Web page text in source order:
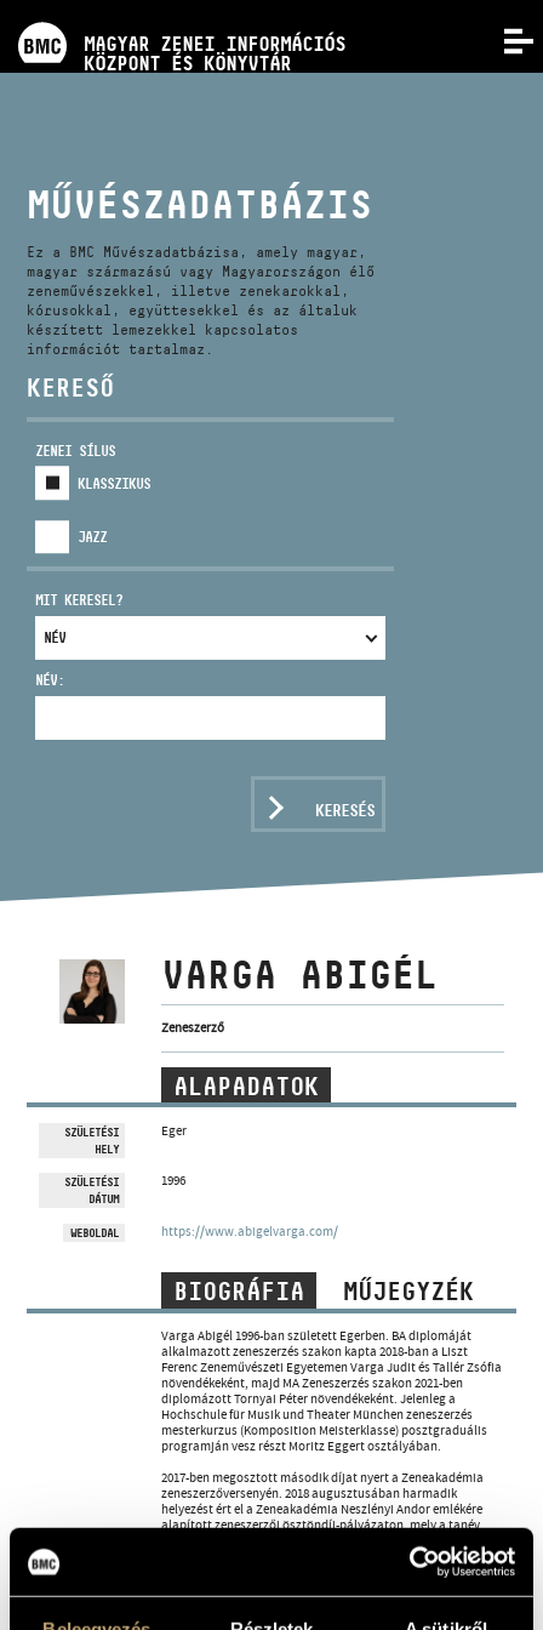
MAGYAR ZENEI INFORMÁCIÓS
KÖZPONT ÉS KÖNYVTÁR
KÉPZÉSEK
KIADVÁNYOK
RÓLUNK
KAPCSOLAT
VIDEÓ GALÉRIA
NYITVA TARTÁS
MŰVÉSZADATBÁZIS
ZENEMŰ-ADATBÁZIS
MŰVÉSZADATBÁZIS
Ez a BMC Művészadatbázisa, amely magyar,
magyar származású vagy Magyarországon élő
zeneművészekkel, illetve zenekarokkal,
kórusokkal, együttesekkel és az általuk
készített lemezekkel kapcsolatos
információt tartalmaz.
KERESŐ
ZENEI SÍLUS
KLASSZIKUS
JAZZ
MIT KERESEL?
NÉV:
KERESÉS
VARGA ABIGÉL
Zeneszerző
ALAPADATOK
SZÜLETÉSI
HELY
Eger
SZÜLETÉSI
DÁTUM
1996
WEBOLDAL https://www.abigelvarga.com/
BIOGRÁFIA MŰJEGYZÉK
Varga Abigél 1996-ban született Egerben. BA diplomáját
alkalmazott zeneszerzés szakon kapta 2018-ban a Liszt
Ferenc Zeneművészeti Egyetemen Varga Judit és Tallér Zsófia
növendékeként, majd MA Zeneszerzés szakon 2021-ben
diplomázott Tornyai Péter növendékeként. Jelenleg a
Hochschule für Musik und Theater München zeneszerzés
mesterkurzus (Komposition Meisterklasse) posztgraduális
programján vesz részt Moritz Eggert osztályában.
2017-ben megosztott második díjat nyert a Zeneakadémia
zeneszerzőversenyén. 2018 augusztusában harmadik
helyezést ért el a Zeneakadémia Neszlényi Andor emlékére
alapított zeneszerzői ösztöndíj-pályázaton, mely a tanév
hangszerekre írt zeneművet honorálja. 2018 novemberében
középdöntős helyezést ért el a nemzetközi Bartók
2019 májusában középdöntős helyezést ért el a nemzetközi